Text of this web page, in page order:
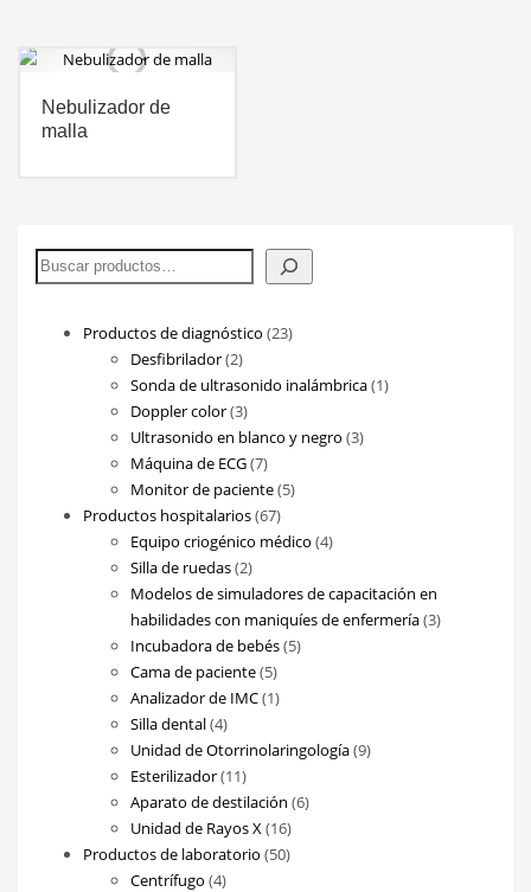
Nebulizador de
malla
Buscar
Productos de diagnóstico 2323
Desfibrilador 22
productos
Sonda de ultrasonido inalámbrica 11
Doppler color 33
productos
Ultrasonido en blanco y negro 33
Máquina de ECG 77
productos
Monitor de paciente 55
Productos hospitalarios 6767
productos
Equipo criogénico médico 44
Silla de ruedas 22
productos
Modelos de simuladores de capacitación en
habilidades con maniquíes de enfermería 33
Incubadora de bebés 55
Cama de paciente 55
productos
Analizador de IMC 11
Silla dental 44
productos
Unidad de Otorrinolaringología 99
Esterilizador 1111
productos
Aparato de destilación 66
Unidad de Rayos X 1616
productos
Productos de laboratorio 5050
Centrífugo 44